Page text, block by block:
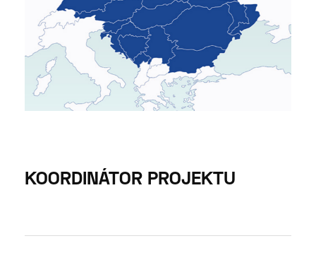
KOORDINÁTOR PROJEKTU